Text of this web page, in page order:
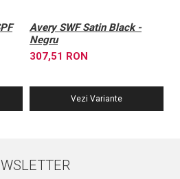
Avery SWF Satin Black -
Negru
307,51 RON
Vezi Variante